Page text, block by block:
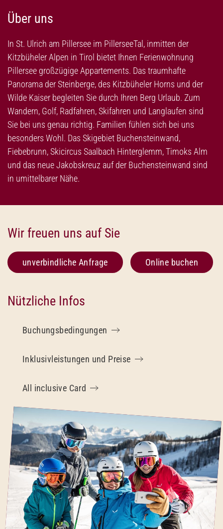
Über uns
In St. Ulrich am Pillersee im PillerseeTal, inmitten der
Kitzbüheler Alpen in Tirol bietet Ihnen Ferienwohnung
Pillersee großzügige Appartements. Das traumhafte
Panorama der Steinberge, des Kitzbüheler Horns und der
Wilde Kaiser begleiten Sie durch Ihren Berg Urlaub. Zum
Wandern, Golf, Radfahren, Skifahren und Langlaufen sind
Sie bei uns genau richtig. Familien fühlen sich bei uns
besonders Wohl. Das Skigebiet Buchensteinwand,
Fiebebrunn, Skicircus Saalbach Hinterglemm, Timoks Alm
und das neue Jakobskreuz auf der Buchensteinwand sind
in umittelbarer Nähe.
Wir freuen uns auf Sie
unverbindliche Anfrage Online buchen
Nützliche Infos
Buchungsbedingungen
Inklusivleistungen und Preise
All inclusive Card